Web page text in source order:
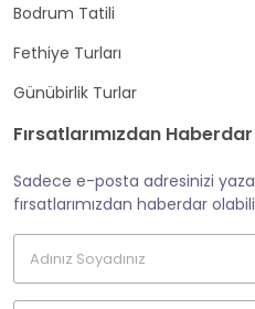
Bodrum Tatili
Fethiye Turları
Günübirlik Turlar
Fırsatlarımızdan
Sadece e-posta adresinizi
fırsatlarımızdan haberdar